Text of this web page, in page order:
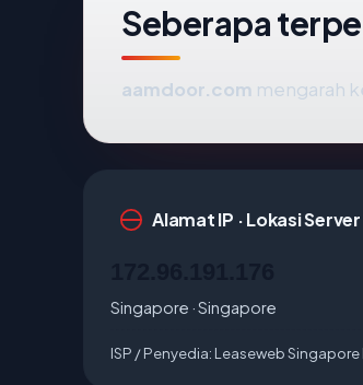
Seberapa
aamdoor.com mengarah
Alamat IP · Lokasi Server
Singapore · Singapore
ISP / Penyedia: Leaseweb Singapore